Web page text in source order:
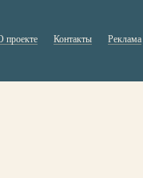
проекте Контакты Реклама